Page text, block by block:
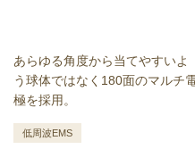
あらゆる角度から当てやすいよ
う球体ではなく180面のマルチ
極を採用。
低周波EMS